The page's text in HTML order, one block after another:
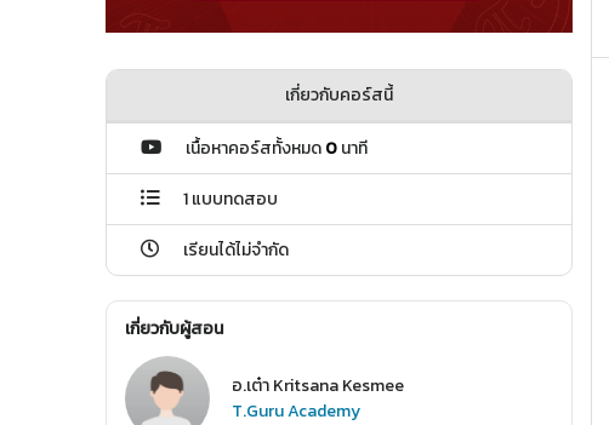
เกี่ยวกับคอร์สนี้
เนื้อหาคอร์สทั้งหมด0นาที
1 แบบทดสอบ
เรียนได้ไม่จำกัด
เกี่ยวกับผู้สอน
อ.เต๋า Kritsana Kesmee
T.Guru Academy